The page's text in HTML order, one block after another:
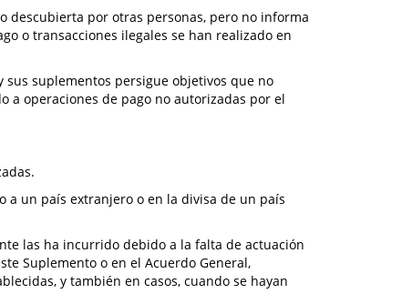
descubierta por otras personas, pero no informa
o transacciones ilegales se han realizado en
sus suplementos persigue objetivos que no
a operaciones de pago no autorizadas por el
a un país extranjero o en la divisa de un país
las ha incurrido debido a la falta de actuación
Suplemento o en el Acuerdo General,
y también en casos, cuando se hayan